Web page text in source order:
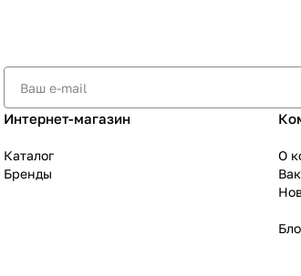
Интернет-магазин
Каталог
Бренды
О